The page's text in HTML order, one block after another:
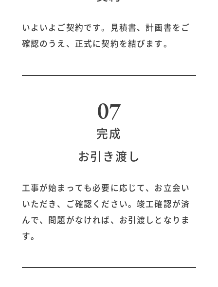
いよいよご契約です。見積書、計画書をご
確認のうえ、正式に契約を結びます。
07
完成
お引き渡し
工事が始まっても必要に応じて、お立会い
いただき、ご確認ください。竣工確認が済
んで、問題がなければ、お引渡しとなりま
す。